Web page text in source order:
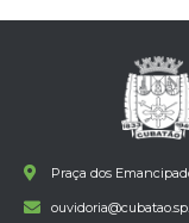
Praça dos